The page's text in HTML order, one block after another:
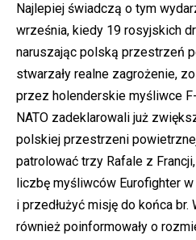
Najlepiej świadczą o tym
września, kiedy 19 rosyjskich
naruszając polską przestrzeń
stwarzały realne zagrożenie,
przez holenderskie myśliwce
NATO zadeklarowali już
polskiej przestrzeni
patrolować trzy Rafale z
liczbę myśliwców Eurofighter
i przedłużyć misję do końca br.
również poinformowały o